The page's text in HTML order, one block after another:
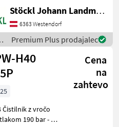
Stöckl Johann Landmaschinen GesmbH & Co KG
6363 Westendorf
Premium Plus prodajalec
H40
Cena
na
zahtevo
190 bar - s